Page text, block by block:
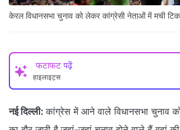
केरल विधानसभा चुनाव को लेकर कांग्रेसी नेताओं में मची
फटाफट पढ़ें
हाइलाइट्स
नई दिल्ली: कांग्रेस में आने वाले विधानसभा चुनाव